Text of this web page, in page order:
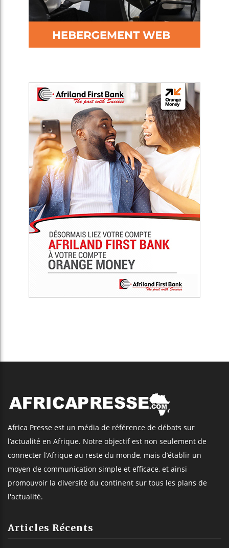
Africa Presse est un média de référence de débats sur
l’actualité en Afrique. Notre objectif est non seulement de
connecter l’Afrique au reste du monde, mais d’établir un
moyen de communication simple et efficace, et ainsi
promouvoir la diversité du continent sur tous les plans de
l'actualité.
Articles Récents